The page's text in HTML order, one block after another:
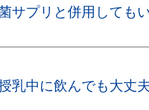
サプリと併用しても
乳中に飲んでも大丈